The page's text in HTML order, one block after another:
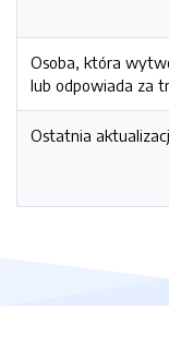
Osoba, która
lub odpowiada za
Ostatnia